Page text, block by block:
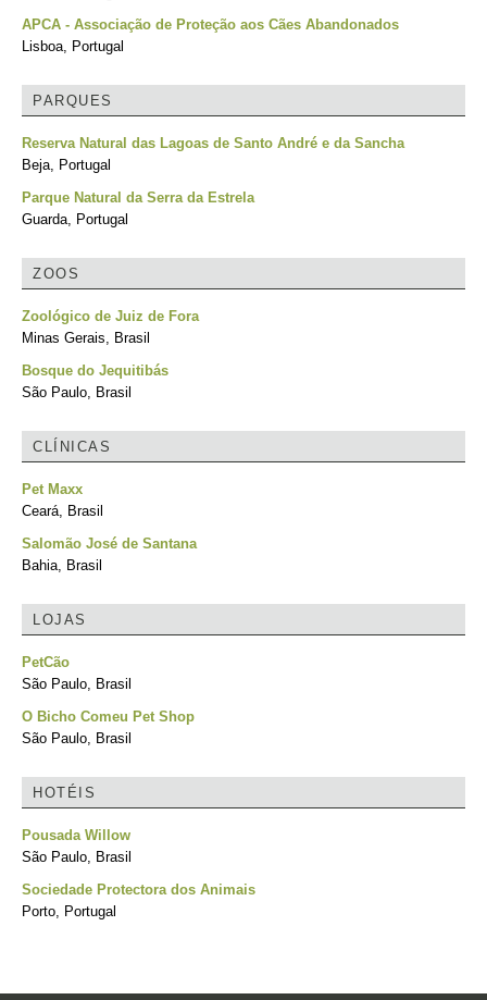
APCA - Associação de Proteção aos Cães Abandonados
Lisboa, Portugal
PARQUES
Reserva Natural das Lagoas de Santo André e da Sancha
Beja, Portugal
Parque Natural da Serra da Estrela
Guarda, Portugal
ZOOS
Zoológico de Juiz de Fora
Minas Gerais, Brasil
Bosque do Jequitibás
São Paulo, Brasil
CLÍNICAS
Pet Maxx
Ceará, Brasil
Salomão José de Santana
Bahia, Brasil
LOJAS
PetCão
São Paulo, Brasil
O Bicho Comeu Pet Shop
São Paulo, Brasil
HOTÉIS
Pousada Willow
São Paulo, Brasil
Sociedade Protectora dos Animais
Porto, Portugal